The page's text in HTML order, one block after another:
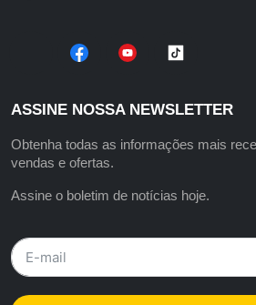
ASSINE NOSSA NEWSLETTER
Obtenha todas as informações mais
vendas e ofertas.
Assine o boletim de notícias hoje.